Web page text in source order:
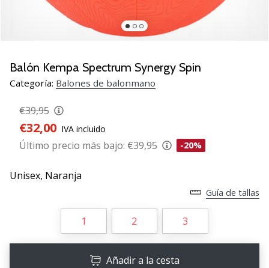
zapatillas
Accelerate
SQD
Descubre
las
actualizaciones
y…
25. 11. 2024
2 min. de lectura
Balón Kempa Spectrum Synergy Spin
Categoría: Balones de balonmano
€39,95
€32,00 IVA incluido
Último precio más bajo: €39,95 -20%
Unisex, Naranja
Guía de tallas
1 2 3
Añadir a la cesta